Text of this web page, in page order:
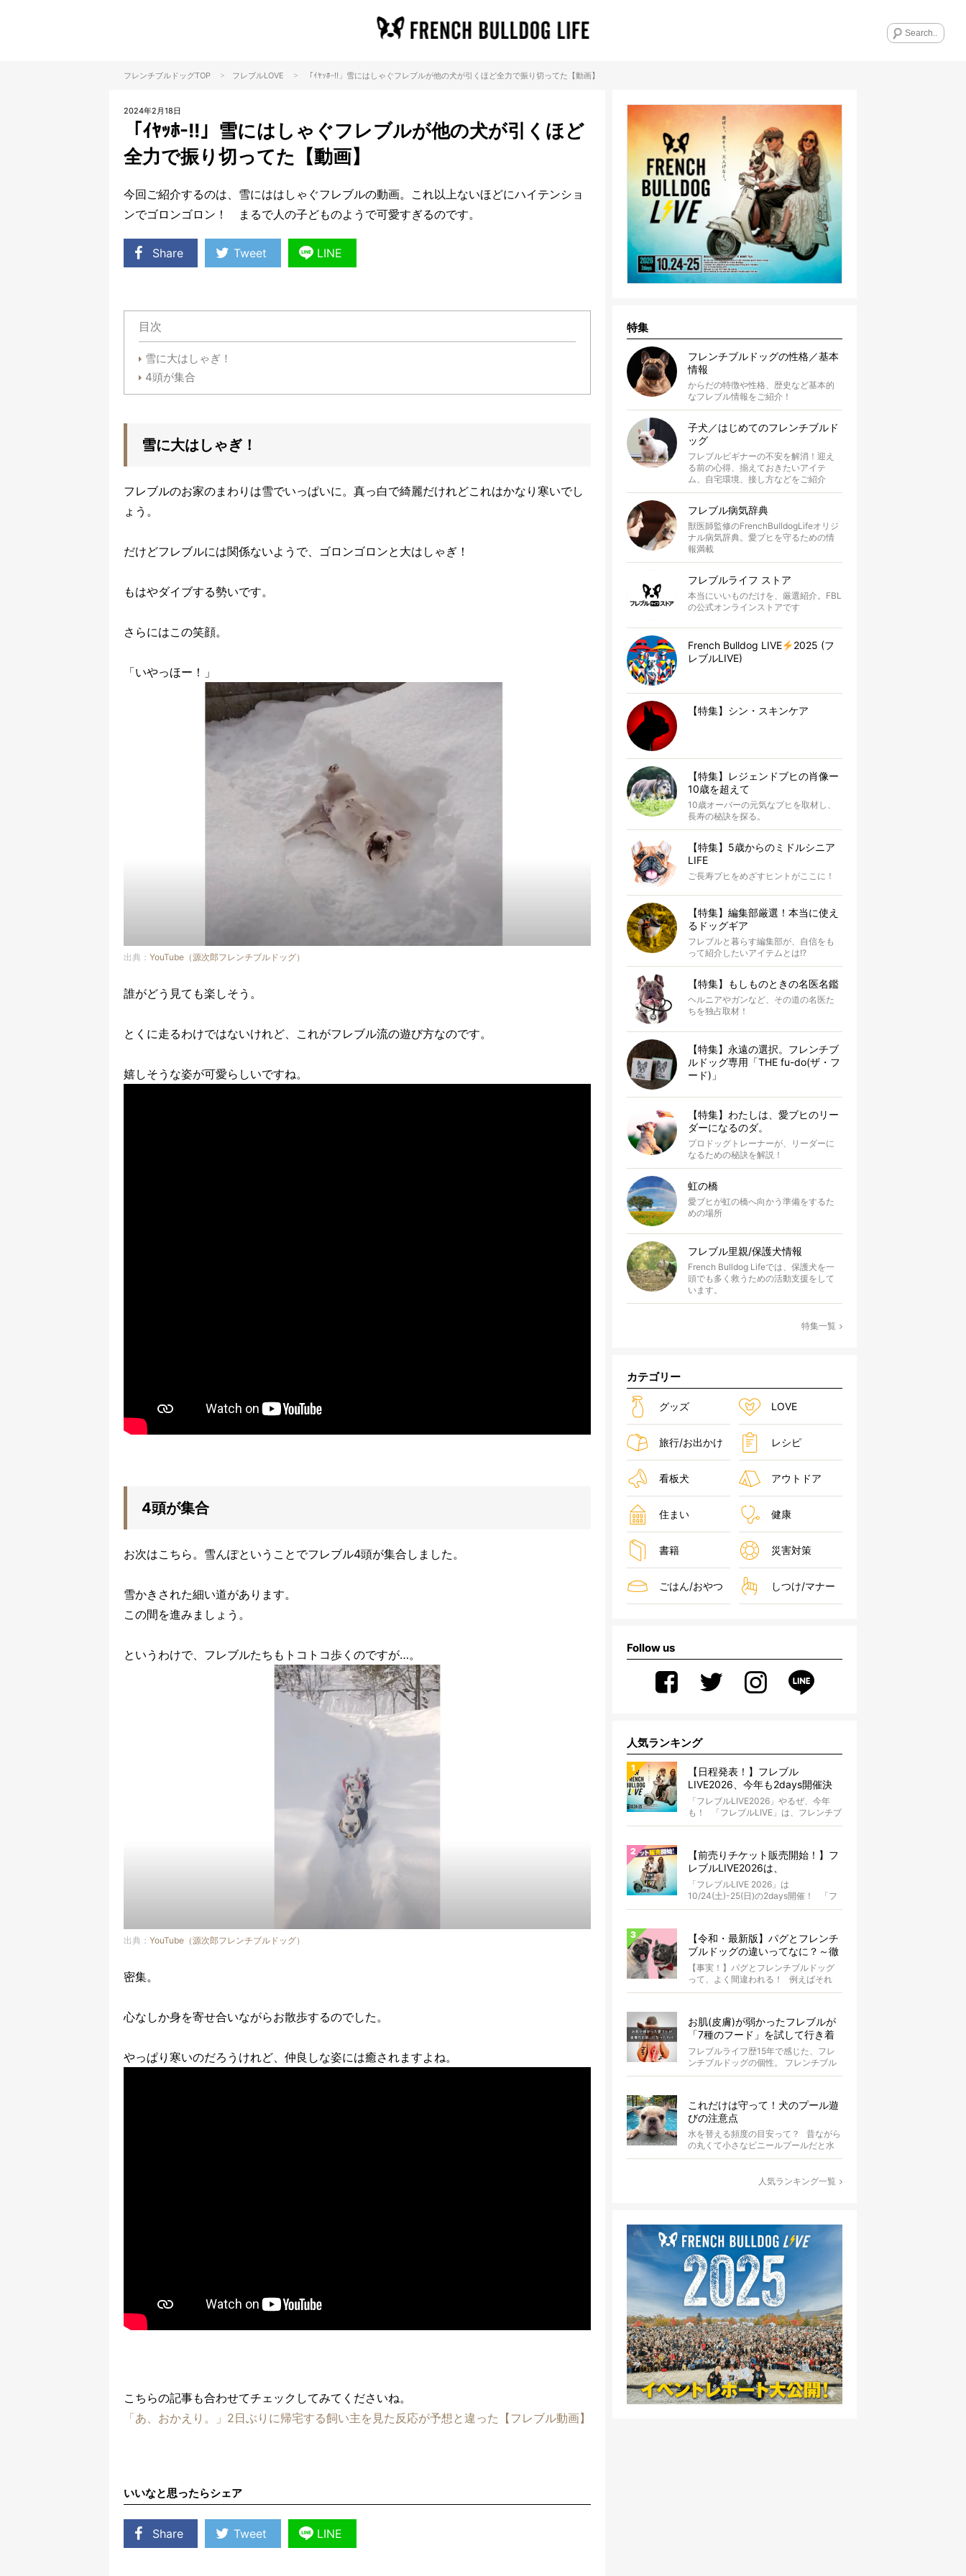
フレンチブルドッグTOP > フレブルLOVE > 「ｲﾔｯﾎ-!!」雪にはしゃぐフレブルが他の犬が引くほど全力で振り切ってた【動画】
2024年2月18日
「ｲﾔｯﾎ-!!」雪にはしゃぐフレブルが他の犬が引くほど
全力で振り切ってた【動画】
今回ご紹介するのは、雪にははしゃぐフレブルの動画。これ以上ないほどにハイテンショ
ンでゴロンゴロン！ まるで人の子どものようで可愛すぎるのです。
Share Tweet LINE
目次
雪に大はしゃぎ！
4頭が集合
雪に大はしゃぎ！
フレブルのお家のまわりは雪でいっぱいに。真っ白で綺麗だけれどこれはかなり寒いでし
ょう。
だけどフレブルには関係ないようで、ゴロンゴロンと大はしゃぎ！
もはやダイブする勢いです。
さらにはこの笑顔。
「いやっほー！」
出典： YouTube（源次郎フレンチブルドッグ）
誰がどう見ても楽しそう。
とくに走るわけではないけれど、これがフレブル流の遊び方なのです。
嬉しそうな姿が可愛らしいですね。
4頭が集合
お次はこちら。雪んぽということでフレブル4頭が集合しました。
雪かきされた細い道があります。
この間を進みましょう。
というわけで、フレブルたちもトコトコ歩くのですが…。
出典： YouTube（源次郎フレンチブルドッグ）
密集。
心なしか身を寄せ合いながらお散歩するのでした。
やっぱり寒いのだろうけれど、仲良しな姿には癒されますよね。
こちらの記事も合わせてチェックしてみてくださいね。
「あ、おかえり。」2日ぶりに帰宅する飼い主を見た反応が予想と違った【フレブル動画】
いいなと思ったらシェア
Share Tweet LINE
特集
フレンチブルドッグの性格／基本
情報
からだの特徴や性格、歴史など基本的
なフレブル情報をご紹介！
子犬／はじめてのフレンチブルド
ッグ
フレブルビギナーの不安を解消！迎え
る前の心得、揃えておきたいアイテ
ム、自宅環境、接し方などをご紹介
フレブル病気辞典
獣医師監修のFrenchBulldogLifeオリジ
ナル病気辞典。愛ブヒを守るための情
報満載
フレブルライフ ストア
本当にいいものだけを、厳選紹介。FBL
の公式オンラインストアです
French Bulldog LIVE
2025 (フ
レブルLIVE)
【特集】シン・スキンケア
【特集】レジェンドブヒの肖像ー
10歳を超えて
10歳オーバーの元気なブヒを取材し、
長寿の秘訣を探る。
【特集】5歳からのミドルシニア
LIFE
ご長寿ブヒをめざすヒントがここに！
【特集】編集部厳選！本当に使え
るドッグギア
フレブルと暮らす編集部が、自信をも
って紹介したいアイテムとは!?
【特集】もしものときの名医名鑑
ヘルニアやガンなど、その道の名医た
ちを独占取材！
【特集】永遠の選択。フレンチブ
ルドッグ専用「THE fu-do(ザ・フ
ード)」
【特集】わたしは、愛ブヒのリー
ダーになるのダ。
プロドッグトレーナーが、リーダーに
なるための秘訣を解説！
虹の橋
愛ブヒが虹の橋へ向かう準備をするた
めの場所
フレブル里親/保護犬情報
French Bulldog Lifeでは、保護犬を一
頭でも多く救うための活動支援をして
います。
特集一覧
カテゴリー
グッズ LOVE
旅行/お出かけ レシピ
看板犬 アウトドア
住まい 健康
書籍 災害対策
ごはん/おやつ しつけ/マナー
Follow us
人気ランキング
【日程発表！】フレブル
LIVE2026、今年も2days開催決
定！【10/24(土)-25(日)】
「フレブルLIVE2026」やるぜ、今年
も！ 「フレブルLIVE」は、フレンチブ
ルドッグとオーナ...
【前売りチケット販売開始！】フ
レブルLIVE2026は、
10/24(土)-25(日)開催！フレブル
だらけのキャンプ・前夜祭・バス
プランも新登場!?
「フレブルLIVE 2026」は
10/24(土)-25(日)の2days開催！ 「フ
レブルLIV...
【令和・最新版】パグとフレンチ
ブルドッグの違いってなに？～徹
底解説～
【事実！】パグとフレンチブルドッグ
って、よく間違われる！ 例えばそれ
は、愛ブヒとのお散歩中。 &...
お肌(皮膚)が弱かったフレブルが
「7種のフード」を試して行き着
いた「病院知らず」の実体験
フレブルライフ歴15年で感じた、フレ
ンチブルドッグの個性。 フレンチブル
ドッグと暮らしはじめて15年になる筆
これだけは守って！犬のプール遊
びの注意点
水を替える頻度の目安って？ 昔ながら
の丸くて小さなビニールプールだと水
替えもさほど手間ではないけ...
人気ランキング一覧